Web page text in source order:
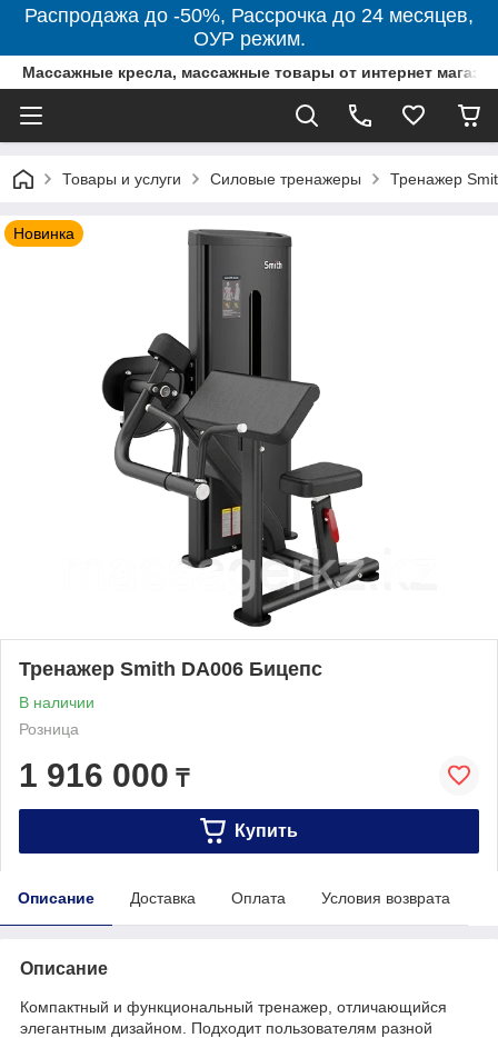
Распродажа до -50%, Рассрочка до 24 месяцев,
ОУР режим.
Массажные кресла, массажные товары от интернет
Товары и услуги Силовые тренажеры Тренажер
Новинка
Тренажер Smith DA006 Бицепс
В наличии
Розница
1 916 000 ₸
Купить
Описание Доставка Оплата Условия возврата
Описание
Компактный и функциональный тренажер, отличающийся
элегантным дизайном. Подходит пользователям разной